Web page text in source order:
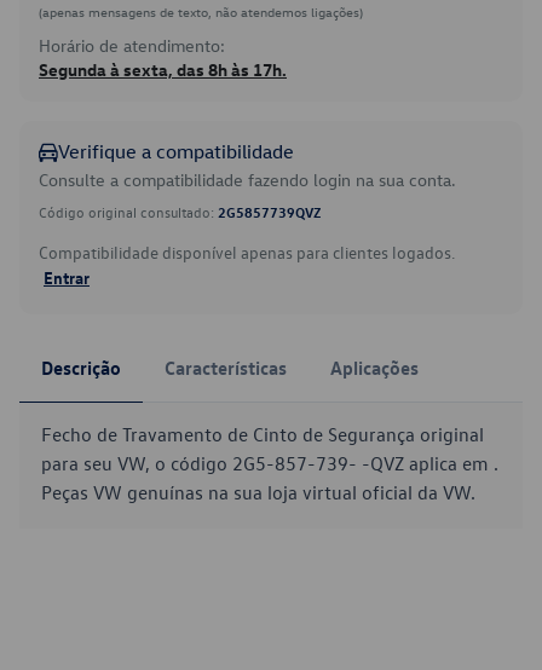
(apenas mensagens de texto, não atendemos ligações)
Horário de atendimento:
Segunda à sexta, das 8h às 17h.
Verifique a compatibilidade
Consulte a compatibilidade fazendo login na sua conta.
Código original consultado: 2G5857739QVZ
Compatibilidade disponível apenas para clientes logados.
Entrar
Descrição Características Aplicações
Fecho de Travamento de Cinto de Segurança original
para seu VW, o código 2G5-857-739- -QVZ aplica em .
Peças VW genuínas na sua loja virtual oficial da VW.